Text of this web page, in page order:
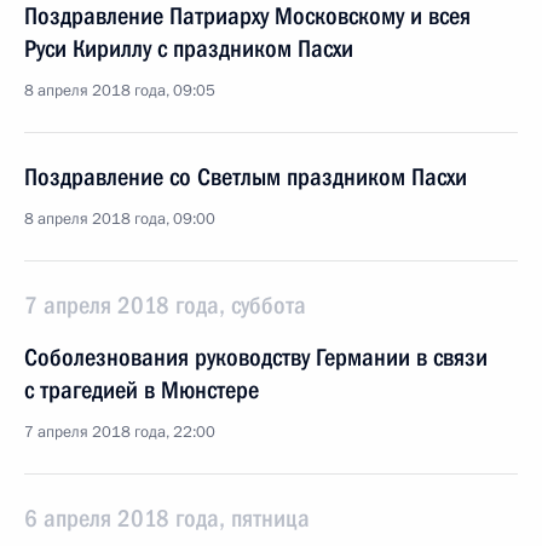
Поздравление Патриарху Московскому и всея
Руси Кириллу с праздником Пасхи
8 апреля 2018 года, 09:05
Поздравление со Светлым праздником Пасхи
8 апреля 2018 года, 09:00
7 апреля 2018 года, суббота
Соболезнования руководству Германии в связи
с трагедией в Мюнстере
7 апреля 2018 года, 22:00
6 апреля 2018 года, пятница